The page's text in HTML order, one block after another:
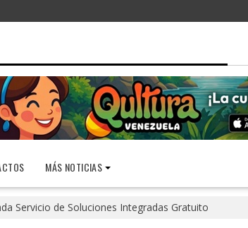
MÁS NOTICIAS
Servicio de Soluciones Integradas Gratuito